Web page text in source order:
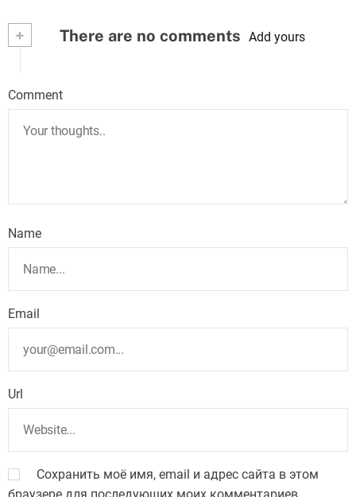
+ There are no comments Add yours
Comment
Name
Email
Url
Сохранить моё имя, email и адрес сайта в этом